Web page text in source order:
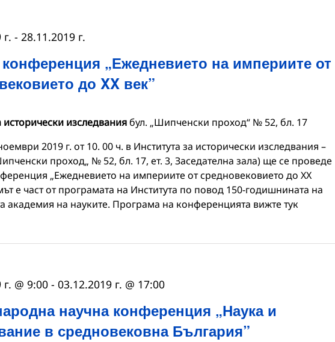
„Ежедневието на империите от
до XX век”
- 28.11.2019 г.
исторически изследваниябул. „Шипченски проход“ № 52, бл. 17
2019 г. от 10. 00 ч. в Института за исторически изследвания –
проход„ № 52, бл. 17, ет. 3, Заседателна зала) ще се проведе
„Ежедневието на империите от средновековието до XX
е част от програмата на Института по повод 150-годишнината на
академия на науките. Програма на конференцията вижте тук
научна конференция „Наука и
в средновековна България”
@ 9:00- 03.12.2019 г. @ 17:00